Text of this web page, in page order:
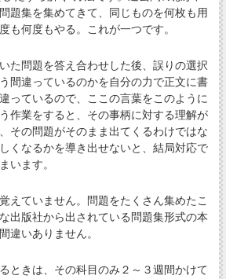
題集を集めてきて、同じものを何枚も用
も何度もやる。これが一つです。
た問題を答え合わせした後、誤りの選択
間違っているのかを自分の力で正文に書
っているので、ここの言葉をこのように
作業をすると、その事柄に対する理解が
その問題がそのまま出てくるわけではな
くなるかを導き出せないと、結局対応で
います。
えていません。問題をたくさん集めたこ
出版社から出されている問題集形式の本
違いありません。
ときは、その科目のみ２～３週間かけて